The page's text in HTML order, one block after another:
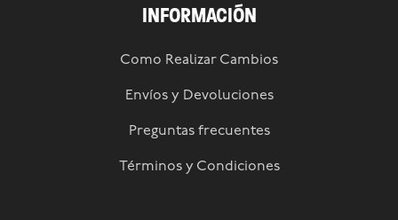
INFORMACIÓN
Como Realizar Cambios
Envíos y Devoluciones
Preguntas frecuentes
Términos y Condiciones